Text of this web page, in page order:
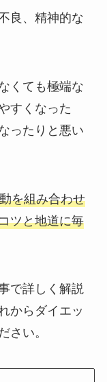
良、精神的な
くても極端な
すくなった
ったりと悪い
を組み合わせ
ツと地道に毎
で詳しく解説
からダイエッ
さい。